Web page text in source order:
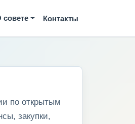
совете Контакты
по открытым
закупки,